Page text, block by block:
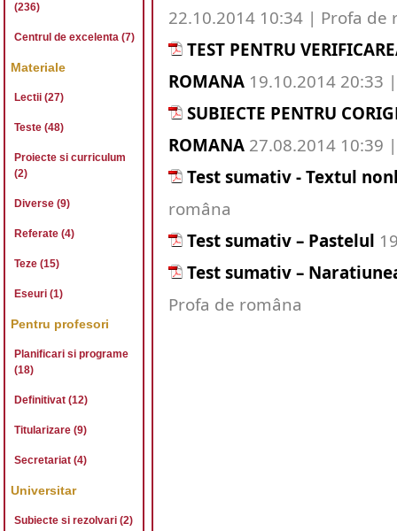
22.10.2014 10:34 | Profa de
TEST PENTRU
ROMANA 19.10.2014 20:33
SUBIECTE PENTRU
ROMANA 27.08.2014 10:39
Test sumativ - Textul
româna
Test sumativ – Pastelul
Test sumativ –
Profa de româna
(236)
Centrul de excelenta (7)
Materiale
Lectii (27)
Teste (48)
Proiecte si curriculum
(2)
Diverse (9)
Referate (4)
Teze (15)
Eseuri (1)
Pentru profesori
Planificari si programe
(18)
Definitivat (12)
Titularizare (9)
Secretariat (4)
Universitar
Subiecte si rezolvari (2)